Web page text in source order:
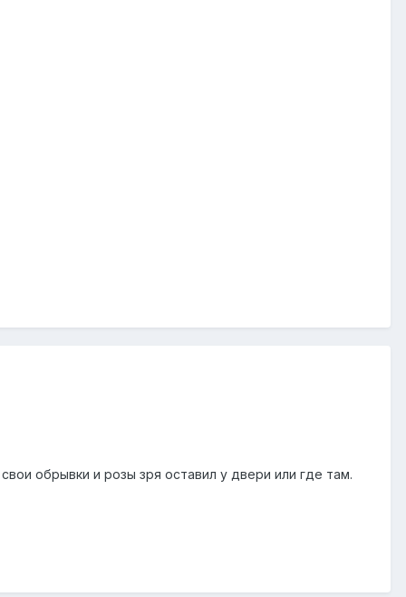
обрывки и розы зря оставил у двери или где там.